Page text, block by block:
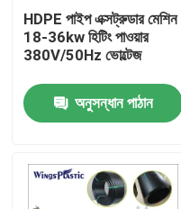
মান নিয়ন্ত্রণ
যোগাযোগ করুন
প্লাস্টিক পাইপ এক্সট্রুডার মেশিন
HDPE পাইপ এক্সট্রুডার মেশিন
18-36kw হিটিং পাওয়ার
380V/50Hz ভোল্টেজ
অনুসন্ধান পাঠান